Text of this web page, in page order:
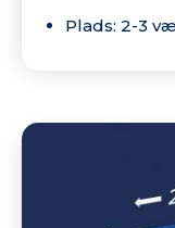
Plads: 2-3